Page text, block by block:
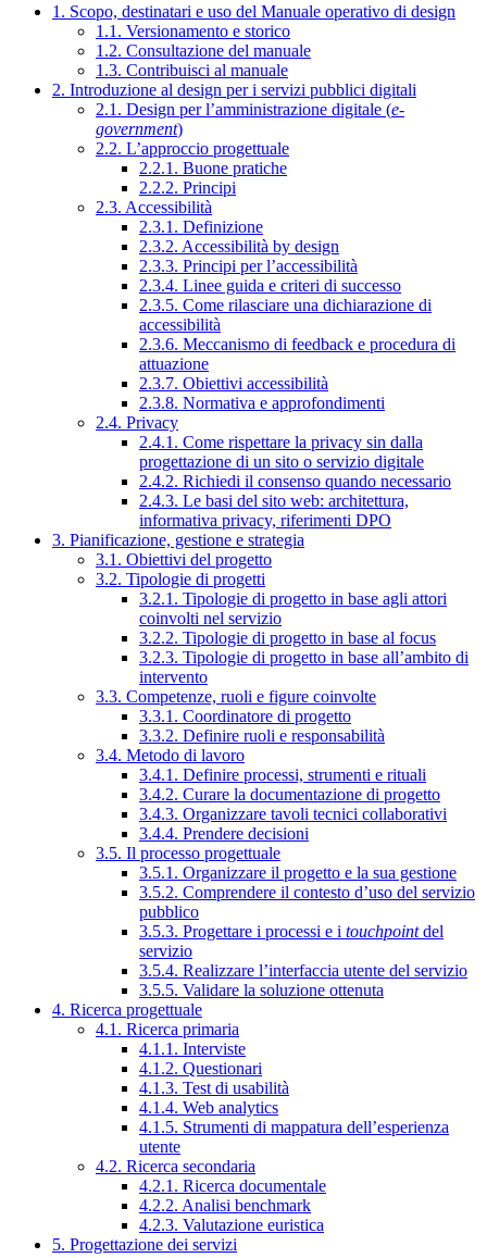
1. Scopo, destinatari e uso del Manuale operativo di design
1.1. Versionamento e storico
1.2. Consultazione del manuale
1.3. Contribuisci al manuale
2. Introduzione al design per i servizi pubblici digitali
2.1. Design per l’amministrazione digitale (e-
government)
2.2. L’approccio progettuale
2.2.1. Buone pratiche
2.2.2. Principi
2.3. Accessibilità
2.3.1. Definizione
2.3.2. Accessibilità by design
2.3.3. Principi per l’accessibilità
2.3.4. Linee guida e criteri di successo
2.3.5. Come rilasciare una dichiarazione di
accessibilità
2.3.6. Meccanismo di feedback e procedura di
attuazione
2.3.7. Obiettivi accessibilità
2.3.8. Normativa e approfondimenti
2.4. Privacy
2.4.1. Come rispettare la privacy sin dalla
progettazione di un sito o servizio digitale
2.4.2. Richiedi il consenso quando necessario
2.4.3. Le basi del sito web: architettura,
informativa privacy, riferimenti DPO
3. Pianificazione, gestione e strategia
3.1. Obiettivi del progetto
3.2. Tipologie di progetti
3.2.1. Tipologie di progetto in base agli attori
coinvolti nel servizio
3.2.2. Tipologie di progetto in base al focus
3.2.3. Tipologie di progetto in base all’ambito di
intervento
3.3. Competenze, ruoli e figure coinvolte
3.3.1. Coordinatore di progetto
3.3.2. Definire ruoli e responsabilità
3.4. Metodo di lavoro
3.4.1. Definire processi, strumenti e rituali
3.4.2. Curare la documentazione di progetto
3.4.3. Organizzare tavoli tecnici collaborativi
3.4.4. Prendere decisioni
3.5. Il processo progettuale
3.5.1. Organizzare il progetto e la sua gestione
3.5.2. Comprendere il contesto d’uso del servizio
pubblico
3.5.3. Progettare i processi e i touchpointdel
servizio
3.5.4. Realizzare l’interfaccia utente del servizio
3.5.5. Validare la soluzione ottenuta
4. Ricerca progettuale
4.1. Ricerca primaria
4.1.1. Interviste
4.1.2. Questionari
4.1.3. Test di usabilità
4.1.4. Web analytics
4.1.5. Strumenti di mappatura dell’esperienza
utente
4.2. Ricerca secondaria
4.2.1. Ricerca documentale
4.2.2. Analisi benchmark
4.2.3. Valutazione euristica
5. Progettazione dei servizi